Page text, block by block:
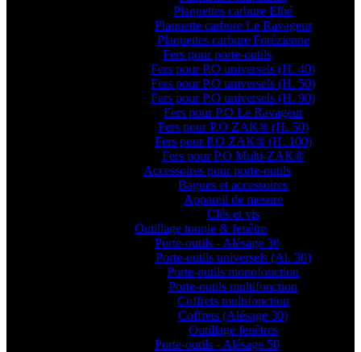
Plaquettes carbure Elbé
Plaquette carbure Le Ravageur
Plaquettes carbure Forézienne
Fers pour porte-outils
Fers pour P.O universels (H. 40)
Fers pour P.O universels (H. 50)
Fers pour P.O universels (H. 90)
Fers pour P.O Le Ravageur
Fers pour P.O ZAK® (H. 50)
Fers pour P.O ZAK® (H. 100)
Fers pour P.O Multi-ZAK®
Accessoires pour porte-outils
Bagues et accessoires
Appareil de mesure
Clés et vis
Outillage toupie & fenêtre
Porte-outils - Alésage 30
Porte-outils universels (Al. 30)
Porte-outils monofonction
Porte-outils multifonction
Coffrets multifonction
Coffrets (Alésage 30)
Outillage fenêtres
Porte-outils - Alésage 50